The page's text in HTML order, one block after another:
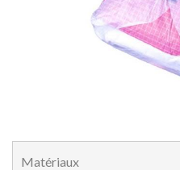
Matériaux